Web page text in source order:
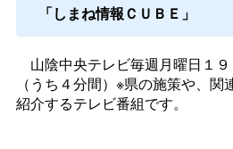
「しまね情報ＣＵＢＥ」
山陰中央テレビ毎週月曜日１
（うち４分間）※県の施策や、
紹介するテレビ番組です。